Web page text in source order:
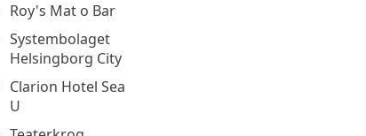
Roy's Mat o Bar
Systembolaget
Helsingborg City
Clarion Hotel Sea
U